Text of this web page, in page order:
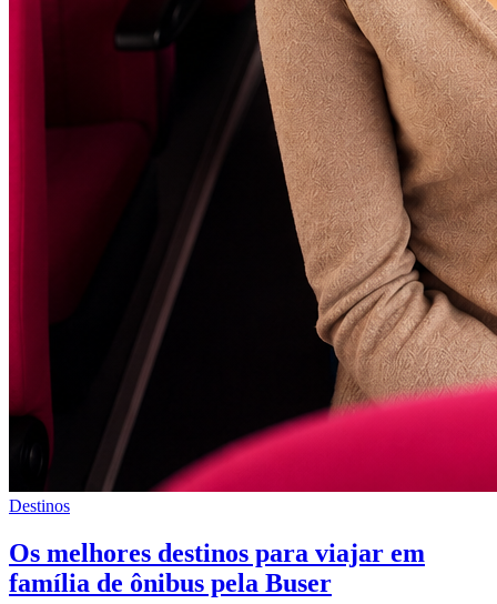
Destinos
Os melhores destinos para viajar em
família de ônibus pela Buser